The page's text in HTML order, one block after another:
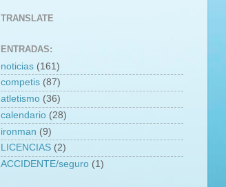
TRANSLATE
ENTRADAS:
noticias (161)
competis (87)
atletismo (36)
calendario (28)
ironman (9)
LICENCIAS (2)
ACCIDENTE/seguro (1)